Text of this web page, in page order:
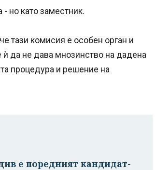
но като заместник.
тази комисия е особен орган и
да не дава мнозинство на дадена
процедура и решение на
е поредният кандидат-